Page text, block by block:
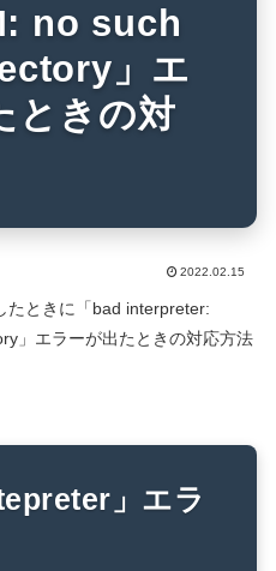
no such
」エ
ときの対
2022.02.15
たときに「bad interpreter:
」エラーが出たときの対応方法
」エラ